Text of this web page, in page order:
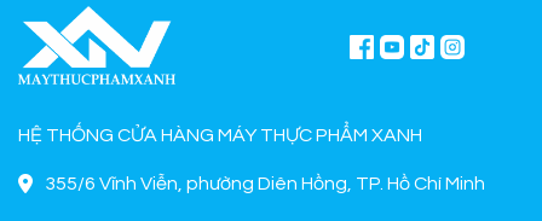
HỆ THỐNG CỬA HÀNG MÁY THỰC PHẨM XANH
355/6 Vĩnh Viễn, phường Diên Hồng, TP. Hồ Chí Minh